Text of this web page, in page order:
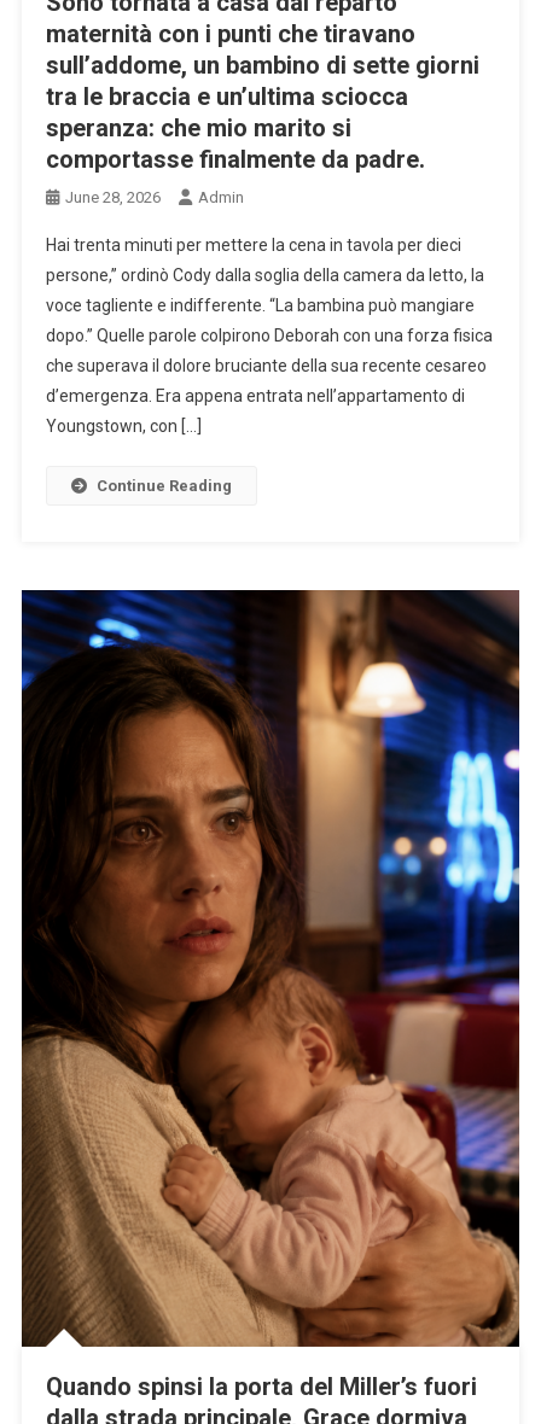
maternità con i punti che tiravano
sull’addome, un bambino di sette giorni
tra le braccia e un’ultima sciocca
speranza: che mio marito si
comportasse finalmente da padre.
June 28, 2026 Admin
Hai trenta minuti per mettere la cena in tavola per dieci
persone,” ordinò Cody dalla soglia della camera da letto, la
voce tagliente e indifferente. “La bambina può mangiare
dopo.” Quelle parole colpirono Deborah con una forza fisica
che superava il dolore bruciante della sua recente cesareo
d’emergenza. Era appena entrata nell’appartamento di
Youngstown, con […]
Continue Reading
Quando spinsi la porta del Miller’s fuori